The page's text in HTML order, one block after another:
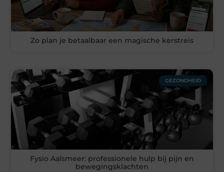
Zo plan je betaalbaar een magische kerstreis
GEZONDHEID
Fysio Aalsmeer: professionele hulp bij pijn en
bewegingsklachten